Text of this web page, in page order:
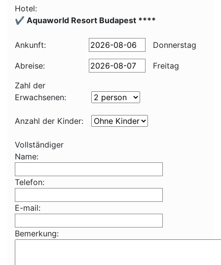
Hotel:
✔️ Aquaworld Resort Budapest ****
Ankunft: Donnerstag
Abreise:
Freitag
Zahl der
Erwachsenen:
Anzahl der Kinder:
Vollständiger
Name:
Telefon:
E-mail:
Bemerkung: